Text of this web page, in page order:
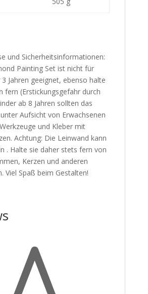
und Sicherheitsinformationen:
Painting Set ist nicht für
Jahren geeignet, ebenso halte
fern (Erstickungsgefahr durch
ab 8 Jahren sollten das
Aufsicht von Erwachsenen
und Kleber mit
Achtung: Die Leinwand kann
. Halte sie daher stets fern von
Kerzen und anderen
Viel Spaß beim Gestalten!